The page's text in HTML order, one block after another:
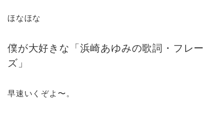
ほなほな
僕が大好きな「浜崎あゆみの歌詞・フレー
ズ」
早速いくぞよ〜。